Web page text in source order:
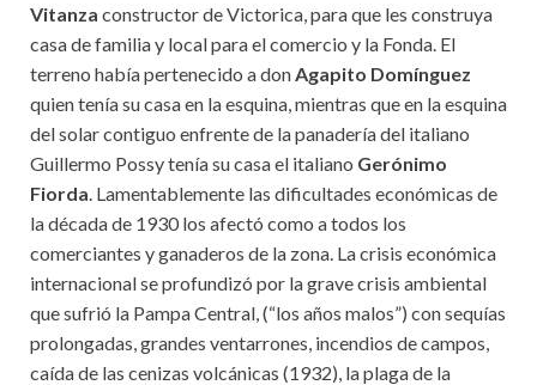
Vitanza constructor de Victorica, para que les construya
casa de familia y local para el comercio y la Fonda. El
terreno había pertenecido a don Agapito Domínguez
quien tenía su casa en la esquina, mientras que en la esquina
del solar contiguo enfrente de la panadería del italiano
Guillermo Possy tenía su casa el italiano Gerónimo
Fiorda . Lamentablemente las dificultades económicas de
la década de 1930 los afectó como a todos los
comerciantes y ganaderos de la zona. La crisis económica
internacional se profundizó por la grave crisis ambiental
que sufrió la Pampa Central, (“los años malos”) con sequías
prolongadas, grandes ventarrones, incendios de campos,
caída de las cenizas volcánicas (1932), la plaga de la